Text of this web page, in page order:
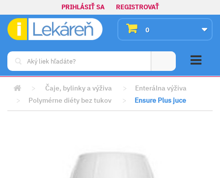
PRIHLÁSIŤ SA REGISTROVAŤ
0
> Čaje, bylinky a výživa >
Enterálna výživa
>
Polymérne diéty bez tukov > Ensure Plus juce